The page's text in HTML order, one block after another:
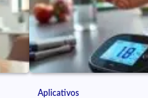
Aplicativos